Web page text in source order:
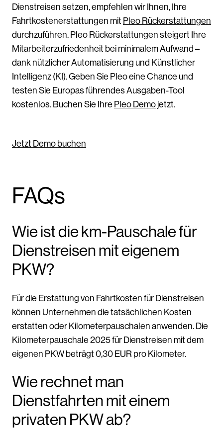
Dienstreisen setzen, empfehlen wir Ihnen, Ihre
Fahrtkostenerstattungen mit Pleo Rückerstattungen
durchzuführen. Pleo Rückerstattungen steigert Ihre
Mitarbeiterzufriedenheit bei minimalem Aufwand –
dank nützlicher Automatisierung und Künstlicher
Intelligenz (KI). Geben Sie Pleo eine Chance und
testen Sie Europas führendes Ausgaben-Tool
kostenlos. Buchen Sie Ihre Pleo Demo jetzt.
Jetzt Demo buchen
FAQs
Wie ist die km-Pauschale für
Dienstreisen mit eigenem
PKW?
Für die Erstattung von Fahrtkosten für Dienstreisen
können Unternehmen die tatsächlichen Kosten
erstatten oder Kilometerpauschalen anwenden. Die
Kilometerpauschale 2025 für Dienstreisen mit dem
eigenen PKW beträgt 0,30 EUR pro Kilometer.
Wie rechnet man
Dienstfahrten mit einem
privaten PKW ab?